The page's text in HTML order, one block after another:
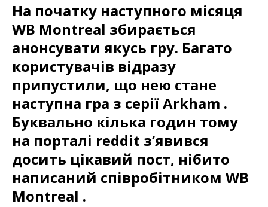
На початку наступного місяця
WB Montreal збирається
анонсувати якусь гру. Багато
користувачів відразу
припустили, що нею стане
наступна гра з серіїArkham .
Буквально кілька годин тому
на порталі reddit з’явився
досить цікавий пост, нібито
написаний співробітником WB
Montreal .